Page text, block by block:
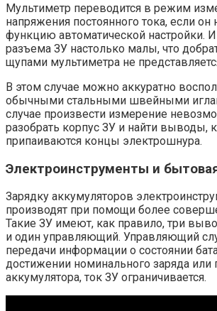
Мультиметр переводится в режим
напряжения постоянного тока, если
функцию автоматической настройки.
разъема ЗУ настолько малы, что
щупами мультиметра не
В этом случае можно аккуратно
обычными стальными швейными
случае произвести измерение
разобрать корпус ЗУ и найти выводы,
припаиваются концы электрошнура.
Электроинструменты и
Зарядку аккумуляторов
производят при помощи более
Такие ЗУ имеют, как правило, три
и один управляющий. Управляющий
передачи информации о состоянии
достижении номинального заряда или
аккумулятора, ток ЗУ ограничивается.